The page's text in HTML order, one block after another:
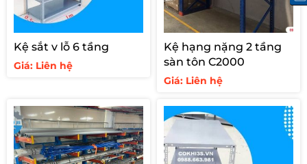
Kệ sắt v lỗ 6 tầng
Giá: Liên hệ
Kệ hạng nặng 2 tầng
sàn tôn C2000
Giá: Liên hệ